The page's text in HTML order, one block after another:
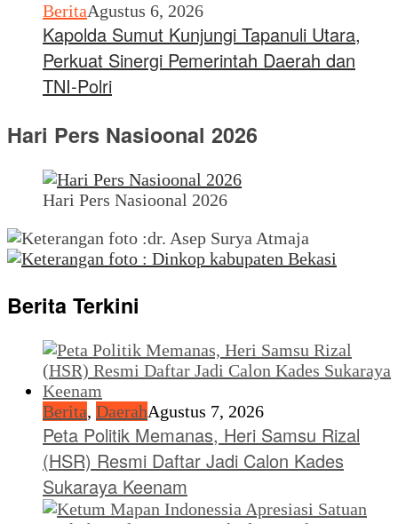
BeritaAgustus 6, 2026
Kapolda Sumut Kunjungi Tapanuli Utara,
Perkuat Sinergi Pemerintah Daerah dan
TNI-Polri
Hari Pers Nasioonal 2026
Hari Pers Nasioonal 2026
Berita Terkini
Berita, DaerahAgustus 7, 2026
Peta Politik Memanas, Heri Samsu Rizal
(HSR) Resmi Daftar Jadi Calon Kades
Sukaraya Keenam